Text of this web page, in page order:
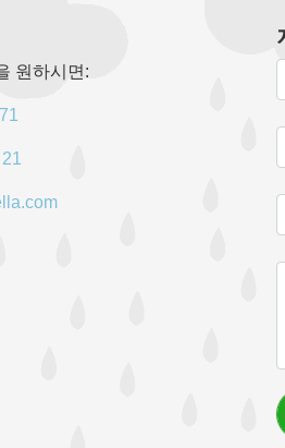
원하시면: